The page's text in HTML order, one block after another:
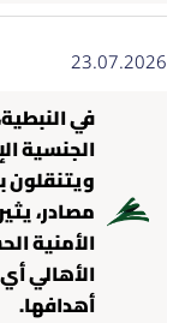
23.07.2026
في
الجنسية
ويتنقلون
مصادر،
الأمنية
الأهالي
أهدافها.